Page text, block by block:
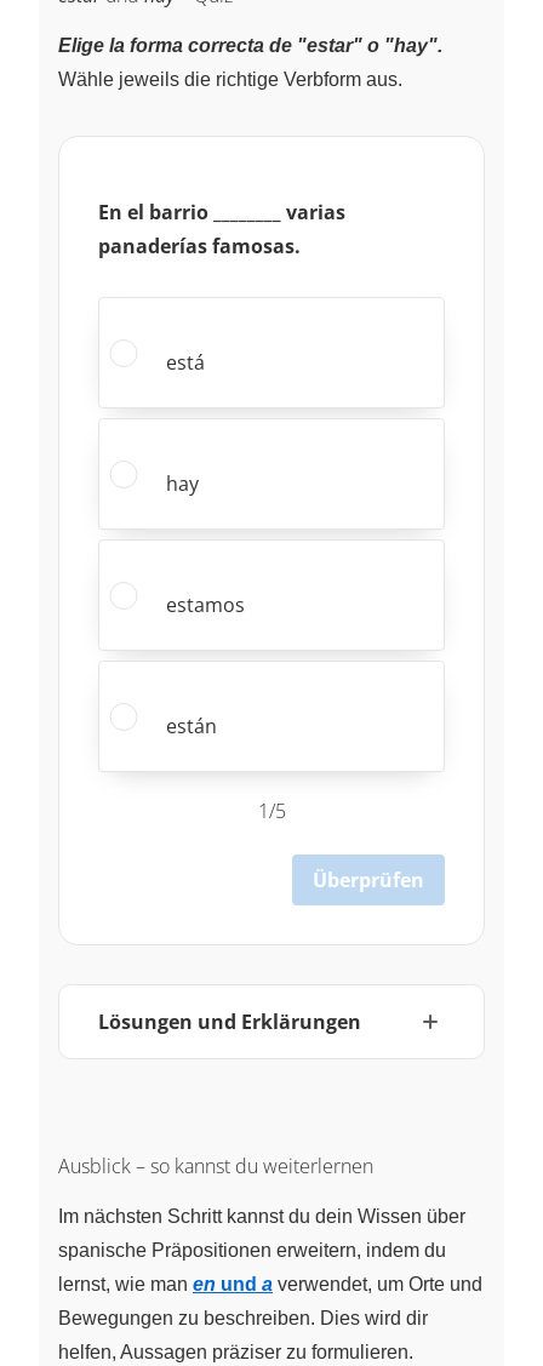
Elige la forma correcta de "estar" o "hay".
Wähle jeweils die richtige Verbform aus.
En el barrio ________ varias
panaderías famosas.
está
hay
estamos
están
1/5
Überprüfen
Lösungen und Erklärungen
Ausblick – so kannst du weiterlernen
Im nächsten Schritt kannst du dein Wissen über
spanische Präpositionen erweitern, indem du
lernst, wie man en und a verwendet, um Orte und
Bewegungen zu beschreiben. Dies wird dir
helfen, Aussagen präziser zu formulieren.